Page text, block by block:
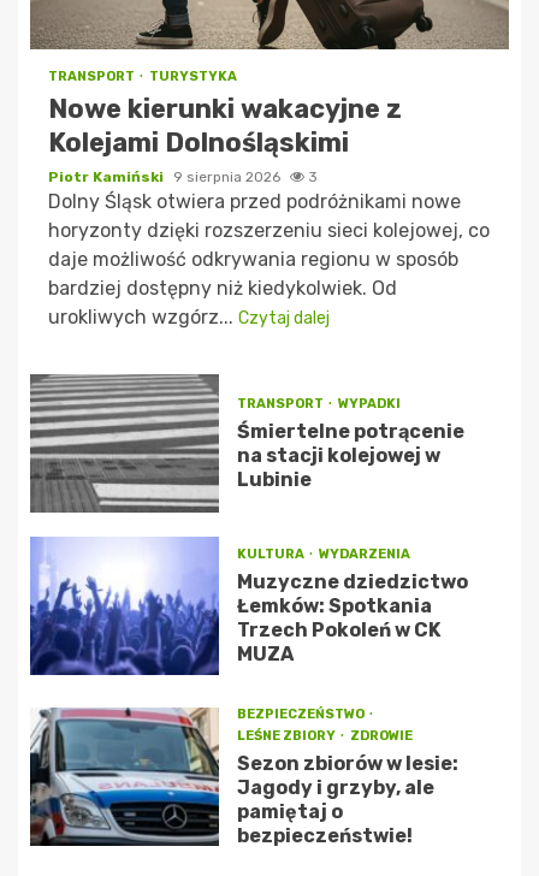
TRANSPORT TURYSTYKA
Nowe kierunki wakacyjne z
Kolejami Dolnośląskimi
Piotr Kamiński 9 sierpnia 2026 3
Dolny Śląsk otwiera przed podróżnikami nowe
horyzonty dzięki rozszerzeniu sieci kolejowej, co
daje możliwość odkrywania regionu w sposób
bardziej dostępny niż kiedykolwiek. Od
urokliwych wzgórz... Czytaj dalej
TRANSPORT WYPADKI
Śmiertelne potrącenie
na stacji kolejowej w
Lubinie
KULTURA WYDARZENIA
Muzyczne dziedzictwo
Łemków: Spotkania
Trzech Pokoleń w CK
MUZA
BEZPIECZEŃSTWO
LEŚNE ZBIORY
ZDROWIE
Sezon zbiorów w lesie:
Jagody i grzyby, ale
pamiętaj o
bezpieczeństwie!